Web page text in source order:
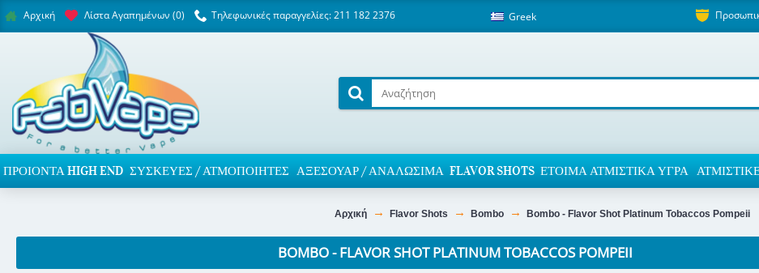
Αρχική Λίστα Αγαπημένων (0) Τηλεφωνικές παραγγελίες: 211 182 2376 Greek
ΠΡΟΙΌΝΤΑ HIGH END ΣΥΣΚΕΥΈΣ / ΑΤΜΟΠΟΙΗΤΈΣ ΑΞΕΣΟΥΆΡ / ΑΝΑΛΏΣΙΜΑ FLAVOR SHOTS ΈΤΟΙΜΑ ΑΤΜΙΣΤΙΚΆ ΥΓΡΆ
Αρχική Flavor Shots Bombo Bombo - Flavor Shot Platinum Tobaccos Pompeii
BOMBO - FLAVOR SHOT PLATINUM TOBACCOS POMPEII